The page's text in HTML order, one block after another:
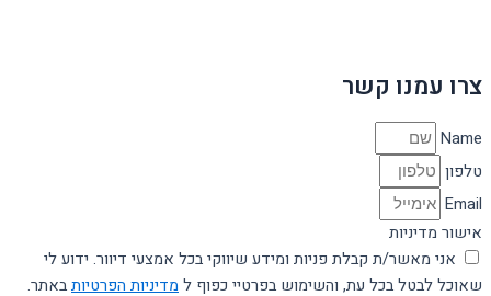
צרו עמנו קשר
Name
טלפון
Email
אישור מדיניות
אני מאשר/ת קבלת פניות ומידע שיווקי בכל אמצעי דיוור. ידוע לי
שאוכל לבטל בכל עת, והשימוש בפרטיי כפוף ל מדיניות הפרטיותבאתר.